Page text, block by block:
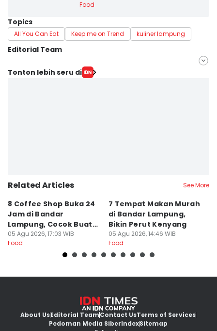
Food
Topics
All You Can Eat Keep me on Trend kuliner lampung
Editorial Team
Editor
Tonton lebih seru di
Related Articles See More
8 Coffee Shop Buka 24
Jam di Bandar
Lampung, Cocok Buat
Begadang
05 Agu 2026, 17:03 WIB
Food
7 Tempat Makan Murah
di Bandar Lampung,
Bikin Perut Kenyang
05 Agu 2026, 14:46 WIB
Food
About UsEditorial TeamContact UsTerms of Services
Pedoman Media SiberIndexSitemap